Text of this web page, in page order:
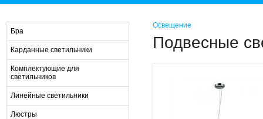
Бра
Карданные светильники
Комплектующие для
светильников
Линейные светильники
Люстры
Освещение
Подвесные